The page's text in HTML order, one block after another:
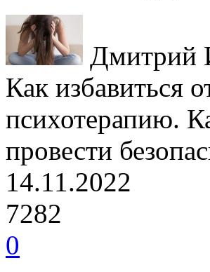
Дмитрий
Как избавиться
психотерапию.
провести
14.11.2022
7282
0